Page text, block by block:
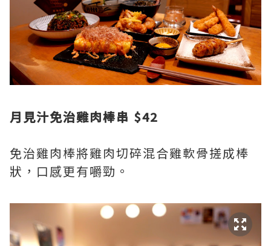
月見汁免治雞肉棒串 $42
免治雞肉棒將雞肉切碎混合雞軟骨搓成棒
狀，口感更有嚼勁。